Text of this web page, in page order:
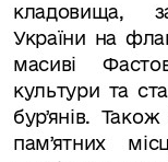
кладовища,
України на
масиві
культури та
бурʼянів.
памʼятних